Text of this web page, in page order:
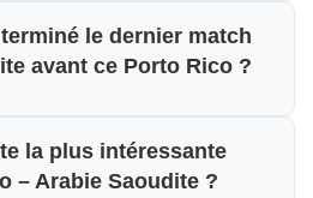
le dernier match
avant ce Porto Rico ?
la plus intéressante
– Arabie Saoudite ?